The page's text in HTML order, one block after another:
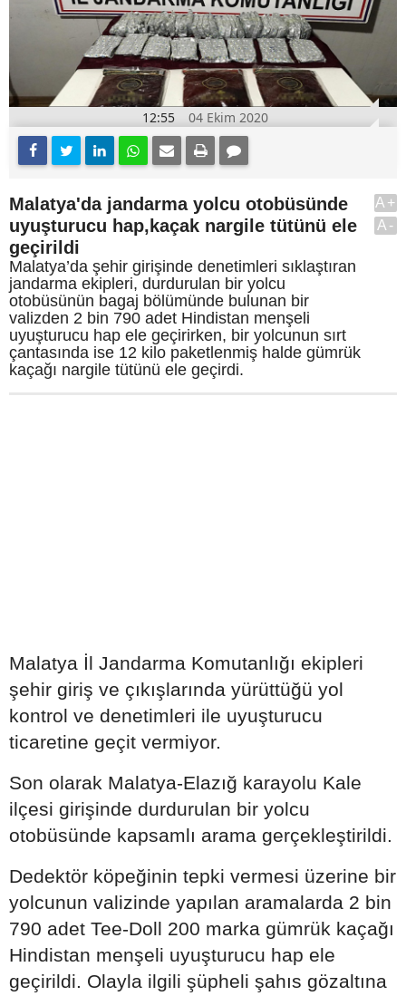
12:55 04 Ekim 2020
Malatya'da jandarma yolcu otobüsünde
uyuşturucu hap,kaçak nargile tütünü ele
geçirildi
Malatya’da şehir girişinde denetimleri sıklaştıran
jandarma ekipleri, durdurulan bir yolcu
otobüsünün bagaj bölümünde bulunan bir
valizden 2 bin 790 adet Hindistan menşeli
uyuşturucu hap ele geçirirken, bir yolcunun sırt
çantasında ise 12 kilo paketlenmiş halde gümrük
kaçağı nargile tütünü ele geçirdi.
A+
A-
Malatya İl Jandarma Komutanlığı ekipleri
şehir giriş ve çıkışlarında yürüttüğü yol
kontrol ve denetimleri ile uyuşturucu
ticaretine geçit vermiyor.
Son olarak Malatya-Elazığ karayolu Kale
ilçesi girişinde durdurulan bir yolcu
otobüsünde kapsamlı arama gerçekleştirildi.
Dedektör köpeğinin tepki vermesi üzerine bir
yolcunun valizinde yapılan aramalarda 2 bin
790 adet Tee-Doll 200 marka gümrük kaçağı
Hindistan menşeli uyuşturucu hap ele
geçirildi. Olayla ilgili şüpheli şahıs gözaltına